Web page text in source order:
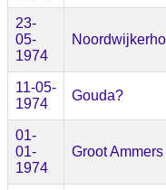
23-
05-
1974
11-05-
1974
Gouda?
01-
01-
1974
Groot Ammers